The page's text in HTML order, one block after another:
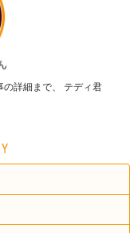
詳細まで、 テディ君